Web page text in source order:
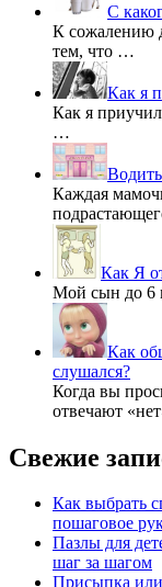
С
К сожалению
тем, что …
Как я
Как я
…
Каждая
Как Я
Мой сын до 6
Как
слушался?
Когда вы
отвечают
Свежие
Как выбрать
пошаговое
Пазлы для
шаг за шагом
Присыпка